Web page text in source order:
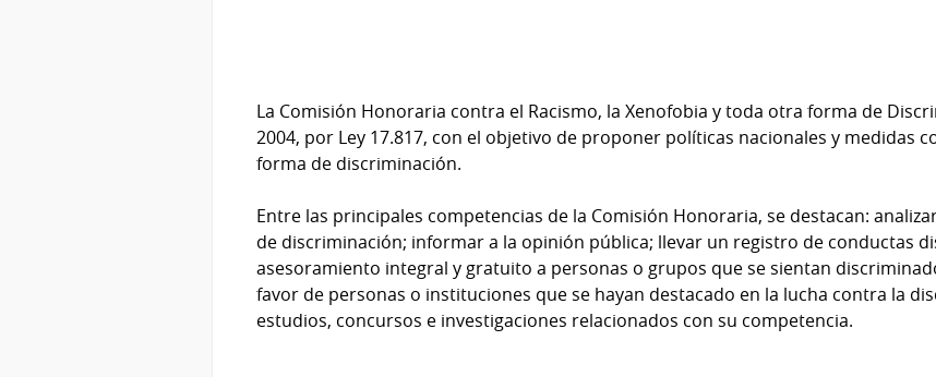
La Comisión Honoraria contra el Racismo, la Xenofobia y toda otra forma de
2004, por Ley 17.817, con el objetivo de proponer políticas nacionales y medidas
forma de discriminación.
Entre las principales competencias de la Comisión Honoraria, se destacan:
de discriminación; informar a la opinión pública; llevar un registro de conductas
asesoramiento integral y gratuito a personas o grupos que se sientan
favor de personas o instituciones que se hayan destacado en la lucha contra la
estudios, concursos e investigaciones relacionados con su competencia.